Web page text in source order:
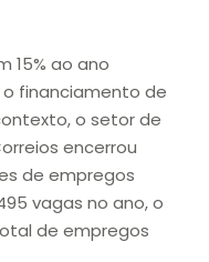
15% ao ano
financiamento de
o setor de
encerrou
de empregos
vagas no ano, o
de empregos